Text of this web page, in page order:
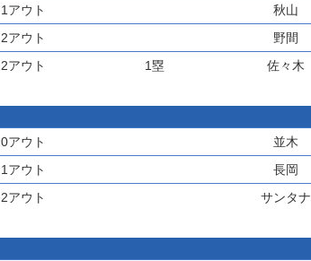
1アウト
秋山
2アウト
野間
2アウト
1塁 佐々木
0アウト
並木
1アウト
長岡
2アウト
サンタナ